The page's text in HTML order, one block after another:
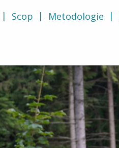
Scop Metodologie